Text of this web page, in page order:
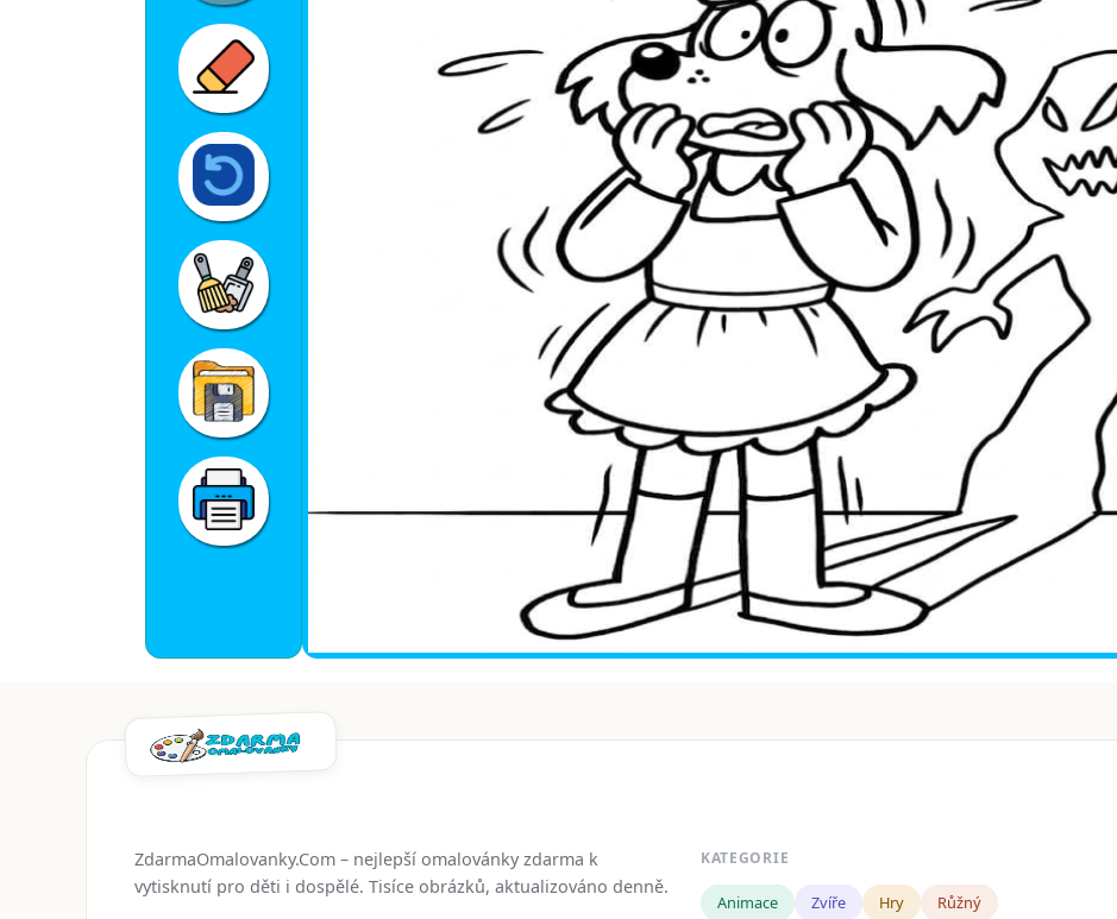
ZdarmaOmalovanky.Com – nejlepší omalovánky zdarma k
vytisknutí pro děti i dospělé. Tisíce obrázků, aktualizováno denně.
KATEGORIE
Animace Zvíře Hry Růžný